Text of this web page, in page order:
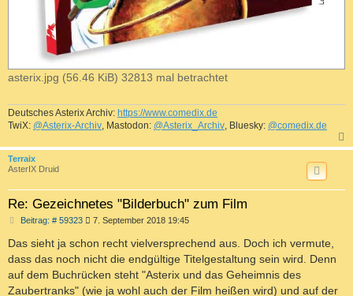
asterix.jpg (56.46 KiB) 32813 mal betrachtet
Deutsches Asterix Archiv: https://www.comedix.de
TwiX: @Asterix-Archiv, Mastodon: @Asterix_Archiv, Bluesky: @comedix.de
a
Terraix
AsterIX Druid
Re: Gezeichnetes "Bilderbuch" zum Film
Beitrag: # 59323B
i
t
r
a
g
7. September 2018 19:45
Das sieht ja schon recht vielversprechend aus. Doch ich vermute,
dass das noch nicht die endgültige Titelgestaltung sein wird. Denn
auf dem Buchrücken steht "Asterix und das Geheimnis des
Zaubertranks" (wie ja wohl auch der Film heißen wird) und auf der